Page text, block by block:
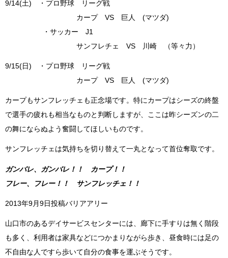
9/14(土) ・プロ野球 リーグ戦
カープ VS 巨人 (マツダ)
・サッカー J1
サンフレチェ VS 川崎 （等々力）
9/15(日) ・プロ野球 リーグ戦
カープ VS 巨人 (マツダ)
カープもサンフレッチェも正念場です。特にカープはシーズの終盤
で選手の疲れも相当なものと判断しますが、ここは昨シーズンの二
の舞にならぬよう奮闘してほしいものです。
サンフレッチェは気持ちを切り替えて一丸となって首位奪取です。
ガンバレ、ガンバレ！！ カープ！！
フレー、フレー！！ サンフレッチェ！！
2013年9月9日投稿バリアアリー
山口市のあるデイサービスセンターには、廊下に手すりは無く階段
も多く、利用者は家具などにつかまりながら歩き、昼食時には足の
不自由な人ですら歩いて自分の食事を運ぶそうです。